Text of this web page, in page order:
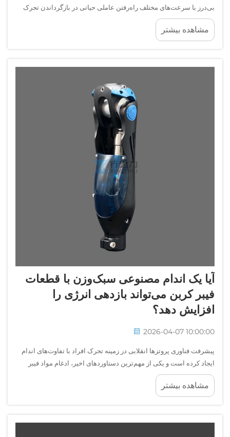
بی‌درز با سرعت‌های مختلف راه‌رفتن عاملی حیاتی در بازگرداندن تحرک
عملکردی و استقلال فرد محسوب می‌شود. مفصل زانوی پروتزی
هیدرولیک به‌عنوان یک سیستم پیشرفته‌تر...
مشاهده بیشتر
آیا یک اندام مصنوعی سبک‌وزن با قطعات
فیبر کربن می‌تواند بازدهی انرژی را
افزایش دهد؟
2026-04-07 10:00:00
پیشرفت فناوری پروتزها انقلابی در زمینه تحرک افراد با تفاوت‌های اندام
ایجاد کرده است و یکی از مهم‌ترین دستاوردهای اخیر، ادغام مواد فیبر
کربن در طراحی پروتزهاست. یک پروتز سبک‌وزن...
مشاهده بیشتر